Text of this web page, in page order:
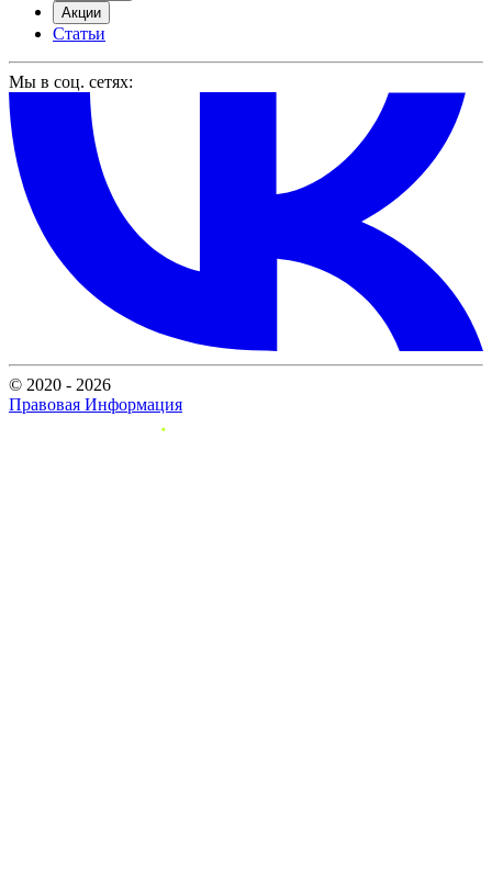
Акции
Статьи
Мы в соц. сетях:
© 2020 - 2026
Правовая Информация